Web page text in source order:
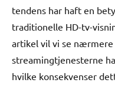
tendens har haft en
traditionelle HD-tv-
artikel vil vi se nærmere
streamingtjenesterne
hvilke konsekvenser